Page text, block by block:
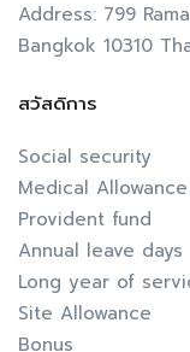
Address: 799
Bangkok 10310
สวัสดิการ
Social security
Medical Allowance
Provident fund
Annual leave days
Long year of
Site Allowance
Bonus